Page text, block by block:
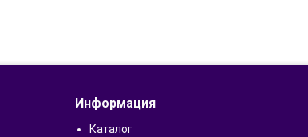
Информация
Каталог